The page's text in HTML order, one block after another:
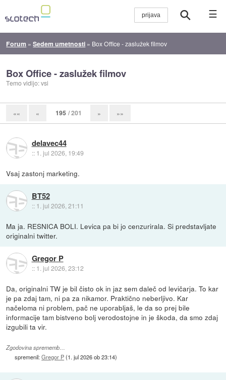
☰
Forum »Sedem umetnosti » Box Office - zaslužek filmov
Box Office - zaslužek filmov
Temo vidijo: vsi
«« « 195 / 201 » »»
delavec44
:: 1. jul 2026, 19:49
Vsaj zastonj marketing.
BT52
:: 1. jul 2026, 21:11
Ma ja. RESNICA BOLI. Levica pa bi jo cenzurirala. Si predstavljate
originalni twitter.
Gregor P
:: 1. jul 2026, 23:12
Da, originalni TW je bil čisto ok in jaz sem daleč od levičarja. To kar
je pa zdaj tam, ni pa za nikamor. Praktično neberljivo. Kar
načeloma ni problem, pač ne uporabljaš, le da so prej bile
informacije tam bistveno bolj verodostojne in je škoda, da smo zdaj
izgubili ta vir.
Zgodovina sprememb…
spremenil:Gregor P(1. jul 2026 ob 23:14)